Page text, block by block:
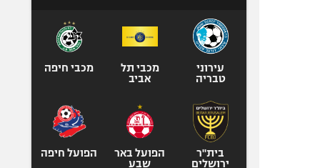
כדורעף
ספורט אולימפי
עירוני
טבריה
מכבי תל
אביב
מכבי חיפה
בית"ר
ירושלים
הפועל באר
שבע
הפועל חיפה